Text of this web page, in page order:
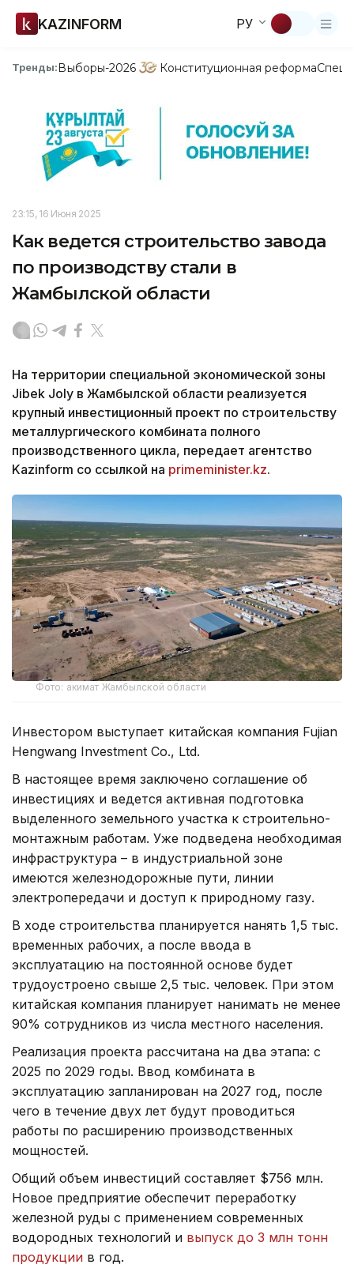
KAZINFORM РУ
Тренды:Выборы-2026 Конституционная реформа
23:15, 16 Июня 2025
Как ведется строительство завода
по производству стали в
Жамбылской области
На территории специальной экономической зоны
Jibek Joly в Жамбылской области реализуется
крупный инвестиционный проект по строительству
металлургического комбината полного
производственного цикла, передает агентство
Kazinform со ссылкой на primeminister.kz.
Фото: акимат Жамбылской области
Инвестором выступает китайская компания Fujian
Hengwang Investment Co., Ltd.
В настоящее время заключено соглашение об
инвестициях и ведется активная подготовка
выделенного земельного участка к строительно-
монтажным работам. Уже подведена необходимая
инфраструктура – в индустриальной зоне
имеются железнодорожные пути, линии
электропередачи и доступ к природному газу.
В ходе строительства планируется нанять 1,5 тыс.
временных рабочих, а после ввода в
эксплуатацию на постоянной основе будет
трудоустроено свыше 2,5 тыс. человек. При этом
китайская компания планирует нанимать не менее
90% сотрудников из числа местного населения.
Реализация проекта рассчитана на два этапа: с
2025 по 2029 годы. Ввод комбината в
эксплуатацию запланирован на 2027 год, после
чего в течение двух лет будут проводиться
работы по расширению производственных
мощностей.
Общий объем инвестиций составляет $756 млн.
Новое предприятие обеспечит переработку
железной руды с применением современных
водородных технологий и выпуск до 3 млн тонн
продукции в год.